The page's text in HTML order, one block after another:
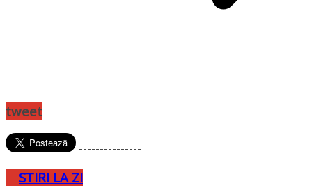
tweet
---------------
STIRI LA ZI